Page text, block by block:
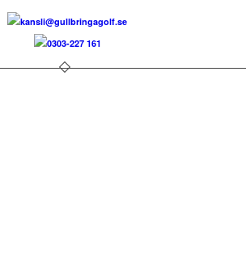
kansli@gullbringagolf.se
0303-227 161